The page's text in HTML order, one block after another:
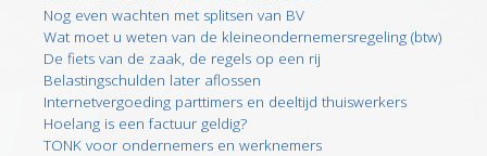
Nog even wachten met splitsen van BV
Wat moet u weten van de kleineondernemersregeling (btw)
De fiets van de zaak, de regels op een rij
Belastingschulden later aflossen
Internetvergoeding parttimers en deeltijd thuiswerkers
Hoelang is een factuur geldig?
TONK voor ondernemers en werknemers